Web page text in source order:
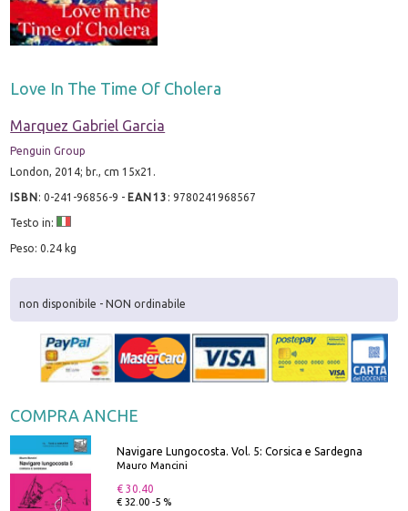
Love In The Time Of Cholera
Marquez Gabriel Garcia
Penguin Group
London, 2014; br., cm 15x21.
ISBN:0-241-96856-9 - EAN13 :9780241968567
Testo in:
Peso: 0.24 kg
non disponibile - NON ordinabile
COMPRA ANCHE
Navigare Lungocosta. Vol. 5: Corsica e Sardegna
Mauro Mancini
€ 30.40
€ 32.00 -5 %